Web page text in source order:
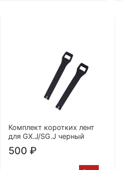
Комплект коротких лент
для GX.J/SG.J черный
500 ₽